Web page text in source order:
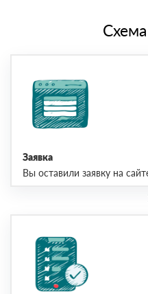
Заявка
Вы оставили заявку на